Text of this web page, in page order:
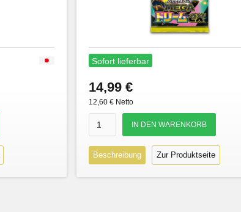
Sofort lieferbar
14,99 €
12,60 € Netto
Beschreibung Zur Produktseite